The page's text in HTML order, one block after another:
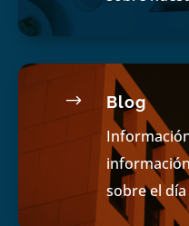
$ Blog
sobre el